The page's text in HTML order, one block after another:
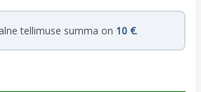
tellimuse summa on 10 €.